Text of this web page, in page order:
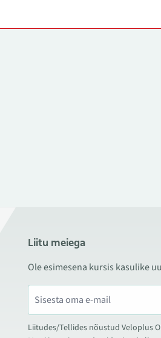
Liitu meiega
Ole esimesena kursis kasulike
Liitudes/Tellides nõustud Veloplus